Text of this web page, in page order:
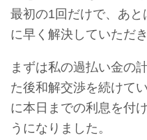
最初の1回だけで、あ
に早く解決していただき
まずは私の過払い金の
た後和解交渉を続けて
に本日までの利息を付
うになりました。